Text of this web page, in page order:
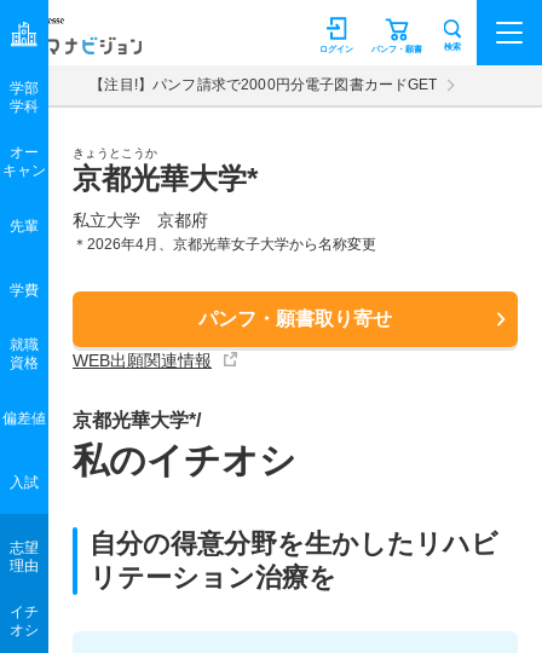
マナビジョン パンフ・願書
ログイン 検索
【注目!】パンフ請求で2000円分電子図書カードGET
きょうとこうか
京都光華大学*
私立大学 京都府
＊2026年4月、京都光華女子大学から名称変更
パンフ・願書取り寄せ
WEB出願関連情報
学部
学科
オー
キャン
先輩
学費
就職
資格
偏差値
入試
志望
理由
イチ
オシ
京都光華大学*/
私のイチオシ
自分の得意分野を生かしたリハビ
リテーション治療を